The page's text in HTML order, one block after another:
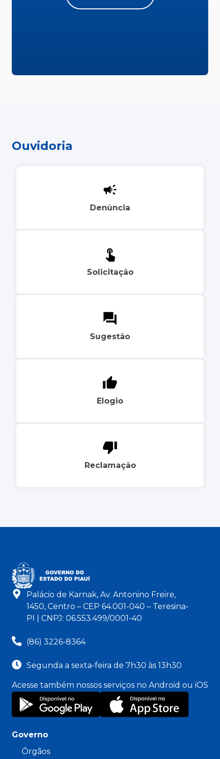
Ouvidoria
Denúncia
Solicitação
Sugestão
Elogio
Reclamação
Palácio de Karnak, Av. Antonino Freire,
1450, Centro – CEP 64.001-040 – Teresina-
PI | CNPJ: 06.553.499/0001-40
(86) 3226-8364
Segunda a sexta-feira de 7h30 às 13h30
Acesse também nossos serviços no Android ou iOS
Governo
Órgãos